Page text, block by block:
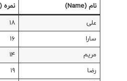
نام (Name)
نمره (Score)
علی
۱۸
سارا
۱۶
مریم
۱۴
رضا
۱۹